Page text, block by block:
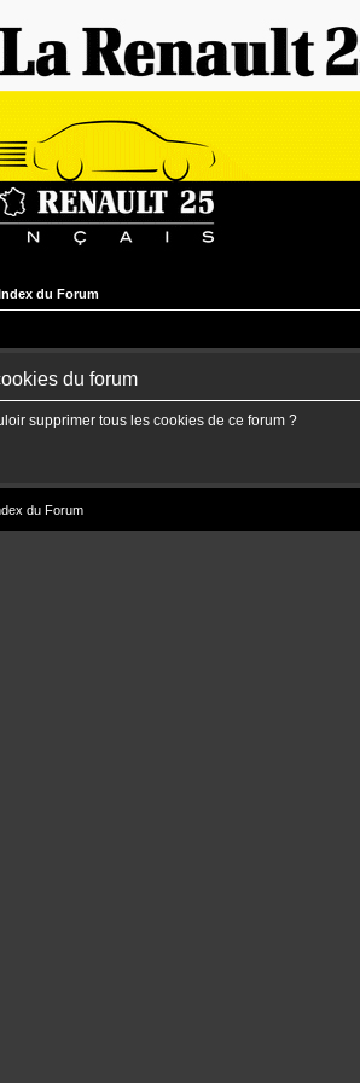
du Forum
du forum
supprimer tous les cookies de ce forum ?
du Forum